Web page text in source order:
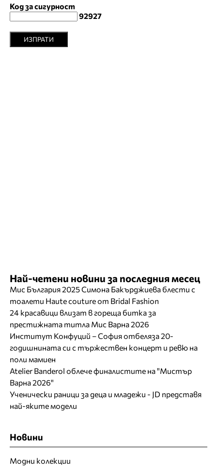
Код за сигурност
92927
ИЗПРАТИ
Най-четени новини за последния месец
Мис България 2025 Симона Бакърджиева блести с
тоалети Haute couture от Bridal Fashion
24 красавици влизат в гореща битка за
престижната титла Мис Варна 2026
Институт Конфуций – София отбеляза 20-
годишнината си с тържествен концерт и ревю на
поли мамиен
Atelier Banderol облече финалистите на "Мистър
Варна 2026"
Ученически раници за деца и младежи - JD представя
най-яките модели
Новини
Модни колекции